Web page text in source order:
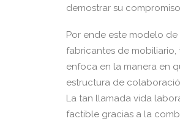
demostrar su
Por ende este modelo
fabricantes de
enfoca en la manera en
estructura de
La tan llamada vida
factible gracias a la